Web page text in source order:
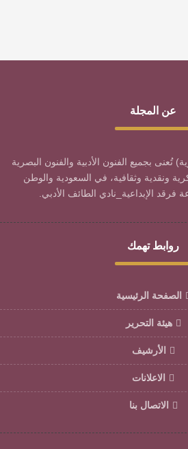
عن المجلة
تُعنى بجميع الفنون الأدبية والفنون البصرية
ونقدية وثقافية، في السعودية والوطن
فرقد الإبداعية_نادي الطائف الأدبي.
روابط تهمك
الصفحة الرئيسية
هيئة التحرير
الأرشيف
الاعلانات
الاتصال بنا